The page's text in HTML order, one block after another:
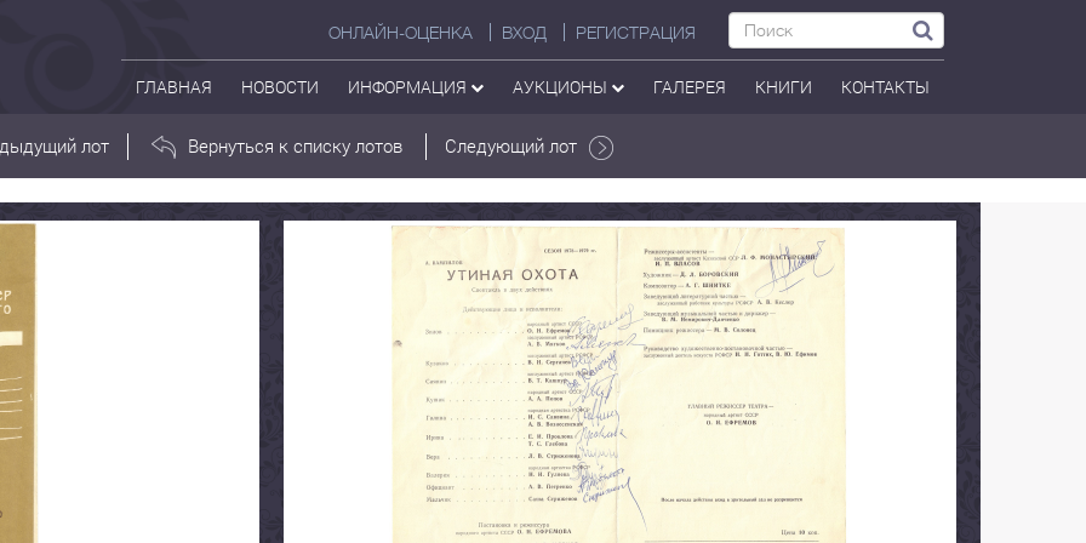
ОНЛАЙН-ОЦЕНКА ВХОД РЕГИСТРАЦИЯ
ГЛАВНАЯ НОВОСТИ ИНФОРМАЦИЯ АУКЦИОНЫ ГАЛЕРЕЯ КНИГИ КОНТАКТЫ
лот Вернуться к списку лотов Следующий лот